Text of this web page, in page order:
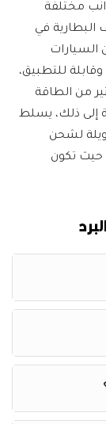
مختلفة
البطارية في
السيارات
للتطبيق،
من الطاقة
إلى ذلك، يسلط
لشحن
حيث تكون